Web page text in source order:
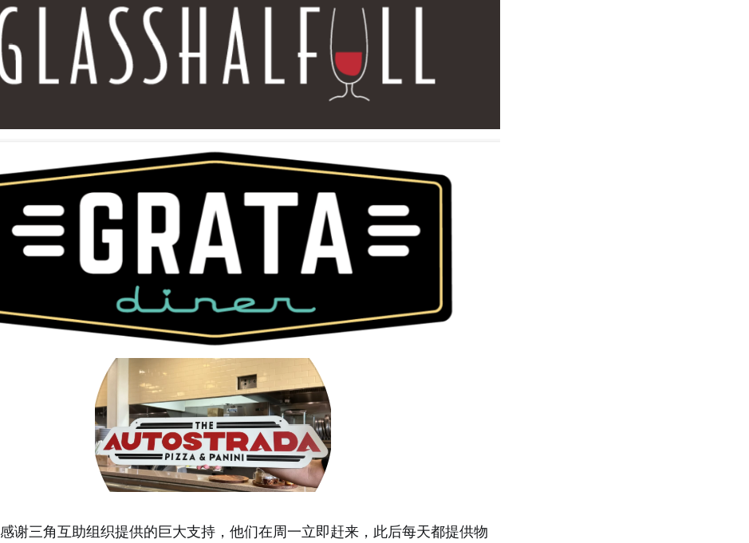
感谢三角互助组织提供的巨大支持，他们在周一立即赶来，此后每天都提供物